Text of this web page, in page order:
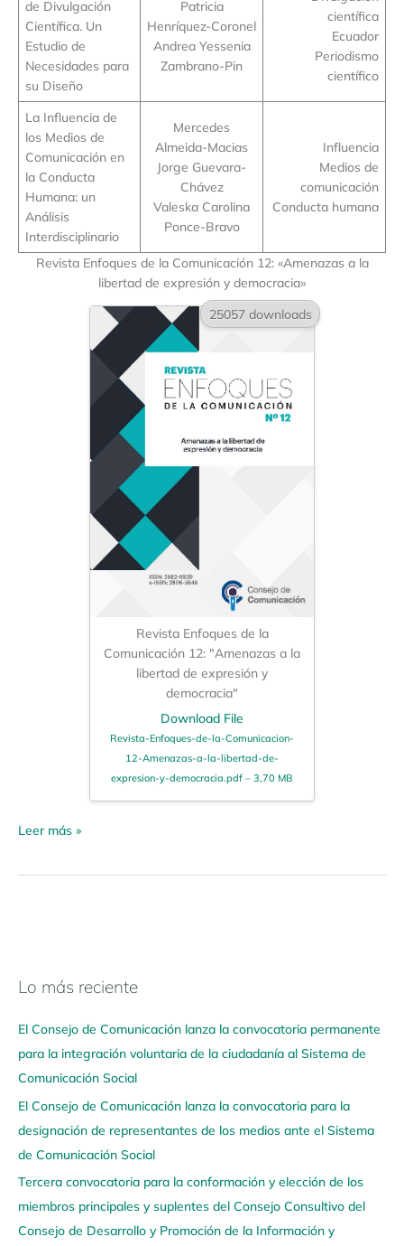
de Divulgación
Científica. Un
Estudio de
Necesidades para
su Diseño
Patricia
Henríquez-Coronel
Andrea Yessenia
Zambrano-Pin
científica
Ecuador
Periodismo
científico
La Influencia de
los Medios de
Comunicación en
la Conducta
Humana: un
Análisis
Interdisciplinario
Mercedes
Almeida-Macias
Jorge Guevara-
Chávez
Valeska Carolina
Ponce-Bravo
Influencia
Medios de
comunicación
Conducta humana
Revista Enfoques de la Comunicación 12: «Amenazas a la
libertad de expresión y democracia»
25057 downloads
Revista Enfoques de la
Comunicación 12: "Amenazas a la
libertad de expresión y
democracia"
Download File
Revista-Enfoques-de-la-Comunicacion-
12-Amenazas-a-la-libertad-de-
expresion-y-democracia.pdf – 3,70 MB
Leer más »
Lo más reciente
El Consejo de Comunicación lanza la convocatoria permanente
para la integración voluntaria de la ciudadanía al Sistema de
Comunicación Social
El Consejo de Comunicación lanza la convocatoria para la
designación de representantes de los medios ante el Sistema
de Comunicación Social
Tercera convocatoria para la conformación y elección de los
miembros principales y suplentes del Consejo Consultivo del
Consejo de Desarrollo y Promoción de la Información y
N
v
e
g
a
a
q
u
í